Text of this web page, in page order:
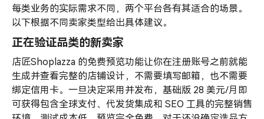
每类业务的实际需求不同，两个平台各有其适合的场景。
以下根据不同卖家类型给出具体建议。
正在验证品类的新卖家
店匠Shoplazza 的免费预览功能让你在注册账号之前就能
生成并查看完整的店铺设计，不需要填写邮箱，也不需要
绑定信用卡。一旦决定采用并发布，基础版 28 美元/月即
可获得包含全球支付、代发货集成和 SEO 工具的完整销售